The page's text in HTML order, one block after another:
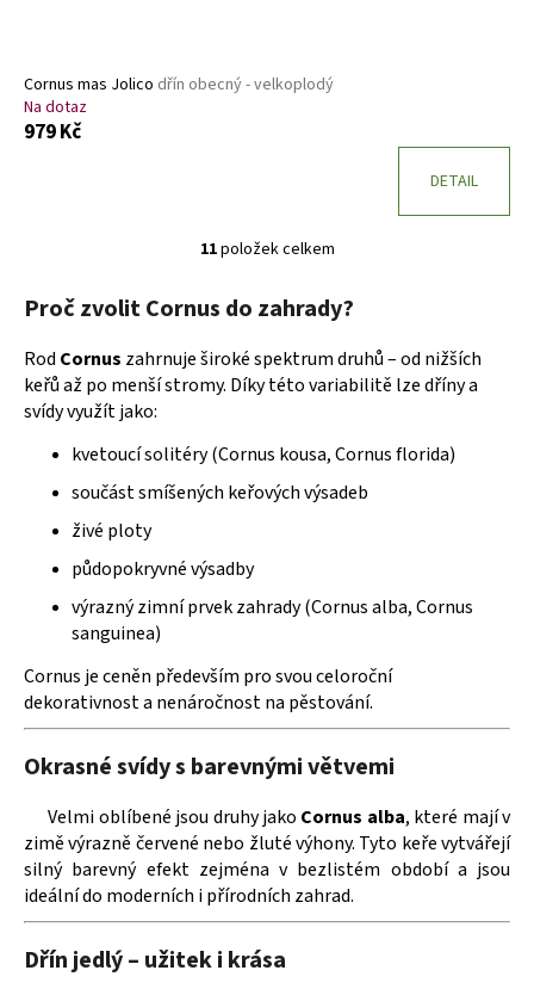
Cornus mas Jolico dřín obecný - velkoplodý
Na dotaz
979 Kč
DETAIL
O
l
d
a
í
p
r
v
i
s
u
11položek celkem
Proč zvolit Cornus do zahrady?
Rod Cornus zahrnuje široké spektrum druhů – od nižších
keřů až po menší stromy. Díky této variabilitě lze dříny a
svídy využít jako:
kvetoucí solitéry (Cornus kousa, Cornus florida)
součást smíšených keřových výsadeb
živé ploty
půdopokryvné výsadby
výrazný zimní prvek zahrady (Cornus alba, Cornus
sanguinea)
Cornus je ceněn především pro svou celoroční
dekorativnost a nenáročnost na pěstování.
Okrasné svídy s barevnými větvemi
Velmi oblíbené jsou druhy jako Cornus alba, které mají v
zimě výrazně červené nebo žluté výhony. Tyto keře vytvářejí
silný barevný efekt zejména v bezlistém období a jsou
ideální do moderních i přírodních zahrad.
Dřín jedlý – užitek i krása